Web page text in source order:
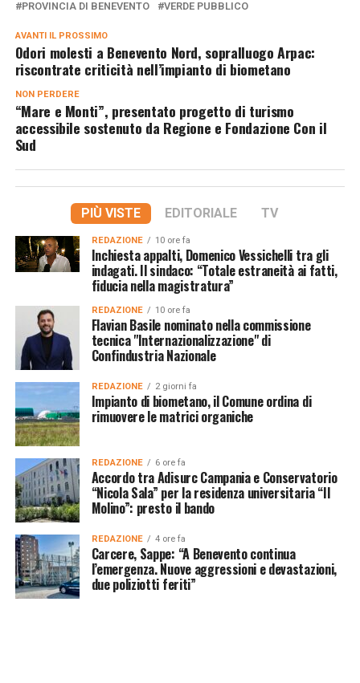
PROVINCIA DI BENEVENTO VERDE PUBBLICO
AVANTI IL ​​PROSSIMO
Odori molesti a Benevento Nord, sopralluogo Arpac:
riscontrate criticità nell’impianto di biometano
NON PERDERE
“Mare e Monti”, presentato progetto di turismo
accessibile sostenuto da Regione e Fondazione Con il
Sud
PIÙ VISTE EDITORIALE TV
REDAZIONE 10 ore fa
Inchiesta appalti, Domenico Vessichelli tra gli
indagati. Il sindaco: “Totale estraneità ai fatti,
fiducia nella magistratura”
REDAZIONE 10 ore fa
Flavian Basile nominato nella commissione
tecnica "Internazionalizzazione" di
Confindustria Nazionale
REDAZIONE 2 giorni fa
Impianto di biometano, il Comune ordina di
rimuovere le matrici organiche
REDAZIONE 6 ore fa
Accordo tra Adisurc Campania e Conservatorio
“Nicola Sala” per la residenza universitaria “Il
Molino”: presto il bando
REDAZIONE 4 ore fa
Carcere, Sappe: “A Benevento continua
l’emergenza. Nuove aggressioni e devastazioni,
due poliziotti feriti”